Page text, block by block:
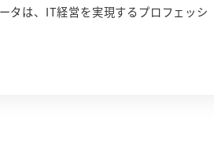
タは、IT経営を実現するプロフェッシ